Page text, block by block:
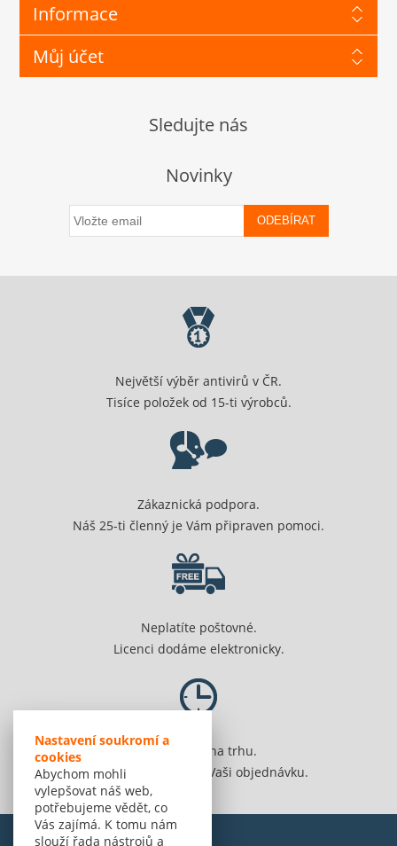
Nastavení soukromí a
cookies
Abychom mohli
vylepšovat náš web,
potřebujeme vědět, co
Vás zajímá. K tomu nám
slouží řada nástrojů a
Informace
Můj účet
Sledujte nás
Novinky
ODEBÍRAT
Největší výběr antivirů v ČR.
Tisíce položek od 15-ti výrobců.
Zákaznická podpora.
Náš 25-ti členný je Vám připraven pomoci.
Neplatíte poštovné.
Licenci dodáme elektronicky.
Jsme 20 let na trhu.
Spolehlivě vyřídíme Vaši objednávku.